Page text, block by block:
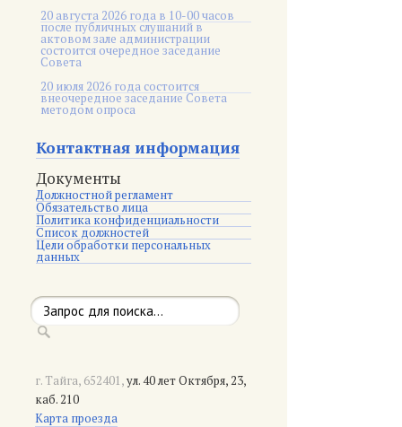
20 августа 2026 года в 10-00 часов
после публичных слушаний в
актовом зале администрации
состоится очередное заседание
Совета
20 июля 2026 года состоится
внеочередное заседание Совета
методом опроса
Контактная информация
Документы
Должностной регламент
Обязательство лица
Политика конфиденциальности
Список должностей
Цели обработки персональных
данных
г. Тайга, 652401,ул. 40 лет Октября, 23,
каб. 210
Карта проезда